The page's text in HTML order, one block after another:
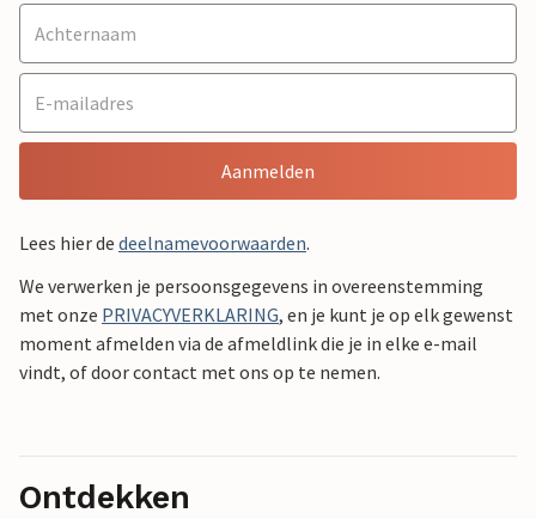
Aanmelden
Lees hier de deelnamevoorwaarden.
We verwerken je persoonsgegevens in overeenstemming
met onze PRIVACYVERKLARING, en je kunt je op elk gewenst
moment afmelden via de afmeldlink die je in elke e-mail
vindt, of door contact met ons op te nemen.
Ontdekken